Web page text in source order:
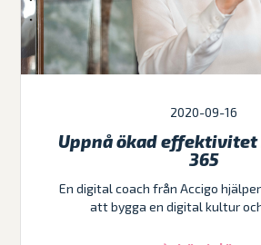
2020-09-16
Uppnå ökad effektivitet
365
En digital coach från Accigo
att bygga en digital kultur